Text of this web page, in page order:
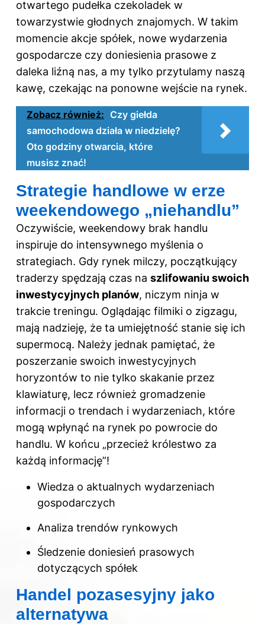
otwartego pudełka czekoladek w
towarzystwie głodnych znajomych. W takim
momencie akcje spółek, nowe wydarzenia
gospodarcze czy doniesienia prasowe z
daleka liźną nas, a my tylko przytulamy naszą
kawę, czekając na ponowne wejście na rynek.
Zobacz również: Czy giełda
samochodowa działa w niedzielę?
Oto godziny otwarcia, które
musisz znać!
Strategie handlowe w erze
weekendowego „niehandlu”
Oczywiście, weekendowy brak handlu
inspiruje do intensywnego myślenia o
strategiach. Gdy rynek milczy, początkujący
traderzy spędzają czas na szlifowaniu swoich
inwestycyjnych planów, niczym ninja w
trakcie treningu. Oglądając filmiki o zigzagu,
mają nadzieję, że ta umiejętność stanie się ich
supermocą. Należy jednak pamiętać, że
poszerzanie swoich inwestycyjnych
horyzontów to nie tylko skakanie przez
klawiaturę, lecz również gromadzenie
informacji o trendach i wydarzeniach, które
mogą wpłynąć na rynek po powrocie do
handlu. W końcu „przecież królestwo za
każdą informację”!
Wiedza o aktualnych wydarzeniach
gospodarczych
Analiza trendów rynkowych
Śledzenie doniesień prasowych
dotyczących spółek
Handel pozasesyjny jako
alternatywa